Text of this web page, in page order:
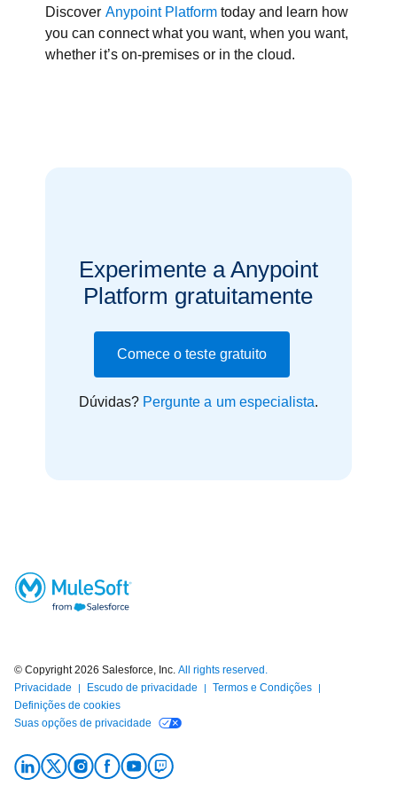
Discover Anypoint Platformtoday and learn how
you can connect what you want, when you want,
whether it’s on-premises or in the cloud.
Experimente a Anypoint
Platform gratuitamente
Comece o teste gratuito
Dúvidas? Pergunte a um especialista.
© Copyright 2026 Salesforce, Inc. All rights reserved.
Privacidade
Escudo de privacidade
Termos e Condições
Definições de cookies
Suas opções de privacidade